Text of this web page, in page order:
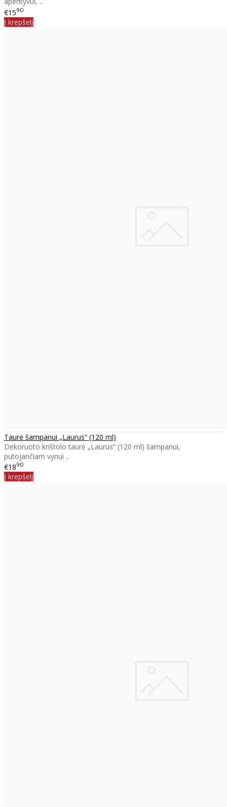
€1590
Į krepšelį
Taurė šampanui „Laurus“ (120 ml)
Dekoruoto krištolo taurė „Laurus“ (120 ml) šampanui,
putojančiam vynui ..
€1890
Į krepšelį